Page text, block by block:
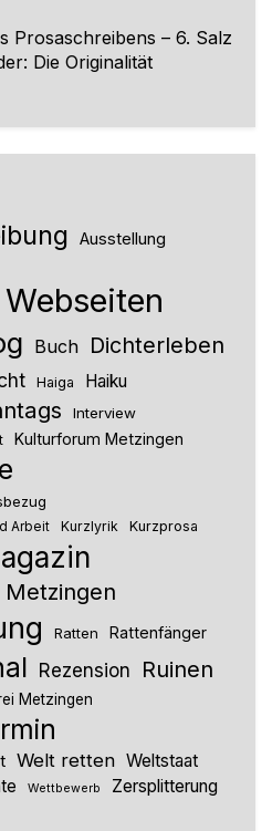
Prosaschreibens – 6. Salz
Die Originalität
Ausstellung
Buch Dichterleben
Haiga Haiku
Interview
Kulturforum Metzingen
Arbeit Kurzlyrik Kurzprosa
Metzingen
Ratten Rattenfänger
Rezension Ruinen
Metzingen
Welt retten Weltstaat
Wettbewerb Zersplitterung